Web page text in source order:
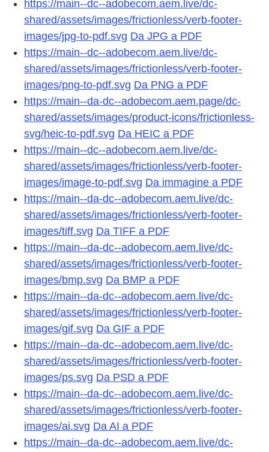
https://main--dc--adobecom.aem.live/dc-
shared/assets/images/frictionless/verb-footer-
images/jpg-to-pdf.svg Da JPG a PDF
https://main--dc--adobecom.aem.live/dc-
shared/assets/images/frictionless/verb-footer-
images/png-to-pdf.svg Da PNG a PDF
https://main--da-dc--adobecom.aem.page/dc-
shared/assets/images/product-icons/frictionless-
svg/heic-to-pdf.svg Da HEIC a PDF
https://main--dc--adobecom.aem.live/dc-
shared/assets/images/frictionless/verb-footer-
images/image-to-pdf.svg Da immagine a PDF
https://main--da-dc--adobecom.aem.live/dc-
shared/assets/images/frictionless/verb-footer-
images/tiff.svg Da TIFF a PDF
https://main--da-dc--adobecom.aem.live/dc-
shared/assets/images/frictionless/verb-footer-
images/bmp.svg Da BMP a PDF
https://main--da-dc--adobecom.aem.live/dc-
shared/assets/images/frictionless/verb-footer-
images/gif.svg Da GIF a PDF
https://main--da-dc--adobecom.aem.live/dc-
shared/assets/images/frictionless/verb-footer-
images/ps.svg Da PSD a PDF
https://main--da-dc--adobecom.aem.live/dc-
shared/assets/images/frictionless/verb-footer-
images/ai.svg Da AI a PDF
https://main--da-dc--adobecom.aem.live/dc-